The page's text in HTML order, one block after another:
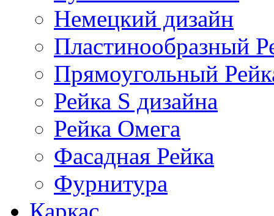
Немецкий дизайн
Пластинообразный
Прямоугольный
Рейка S дизайна
Рейка Омега
Фасадная Рейка
Фурнитура
Каркас